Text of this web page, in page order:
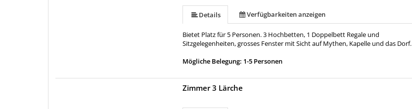
Details Verfügbarkeiten anzeigen
Bietet Platz für 5 Personen. 3 Hochbetten, 1 Doppelbett Regale und
Sitzgelegenheiten, grosses Fenster mit Sicht auf Mythen, Kapelle und das Dorf.
Mögliche Belegung: 1-5 Personen
Zimmer 3 Lärche